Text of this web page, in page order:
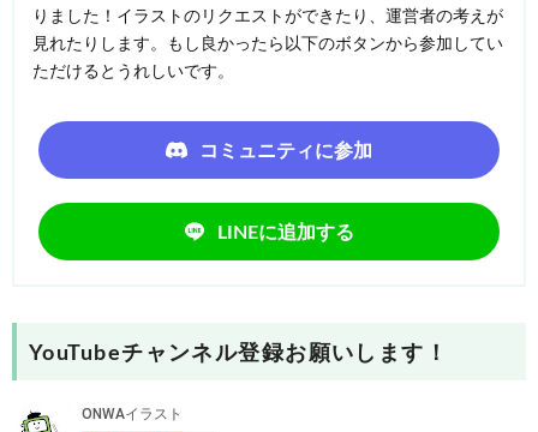
りました！イラストのリクエストができたり、運営者の考えが
見れたりします。もし良かったら以下のボタンから参加してい
ただけるとうれしいです。
コミュニティに参加
LINEに追加する
YouTubeチャンネル登録お願いします！